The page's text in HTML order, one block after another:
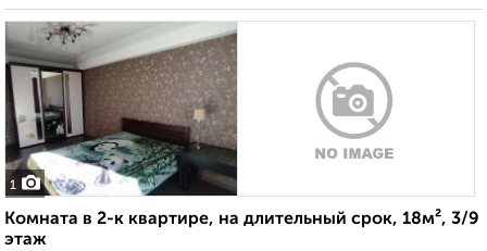
1
Комната в 2-к квартире, на длительный срок, 18м², 3/9
этаж